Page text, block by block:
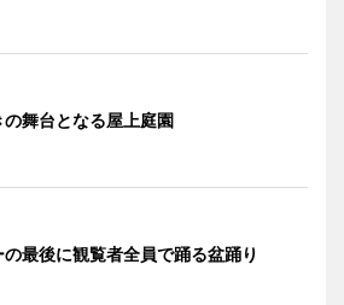
の舞台となる屋上庭園
の最後に観覧者全員で踊る盆踊り